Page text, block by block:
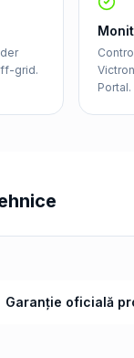
grid.
Portal.
Garanție oficială